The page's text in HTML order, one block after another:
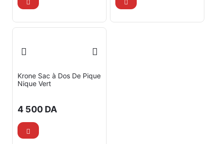
Krone Sac à Dos De Pique
Nique Vert
4 500 DA